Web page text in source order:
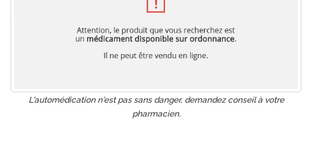
L'automédication n'est pas sans danger, demandez conseil à votre
pharmacien.